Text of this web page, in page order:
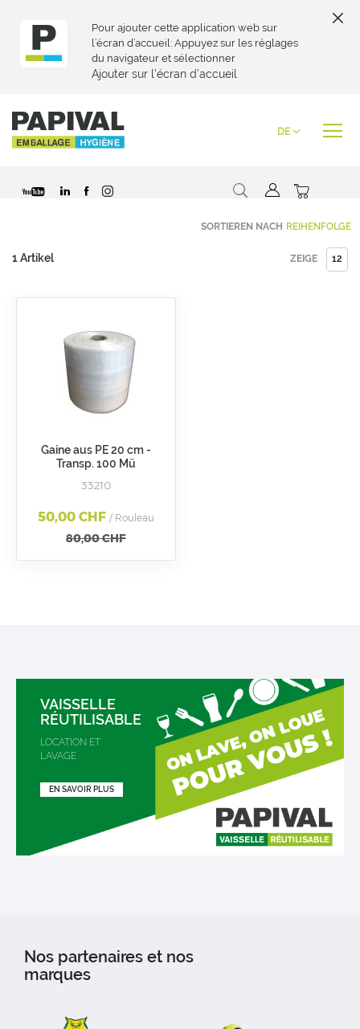
Pour ajouter cette application web sur
l’écran d’accueil: Appuyez sur les réglages
du navigateur et sélectionner
Ajouter sur l’écran d’accueil
Inhalt
springen
Sprache
DE
Suche Mein
1Artikel ZEIGE
SORTIEREN NACH
Gaine aus PE 20 cm -
Transp. 100 Mü
33210
50,00 CHF / Rouleau
80,00 CHF
VAISSELLE
RÉUTILISABLE
LOCATION ET
LAVAGE
EN SAVOIR PLUS
Nos partenaires et nos
marques